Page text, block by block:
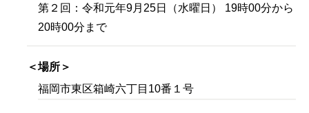
第２回：令和元年9月25日（水曜日） 19時00分から
20時00分まで
＜場所＞
福岡市東区箱崎六丁目10番１号